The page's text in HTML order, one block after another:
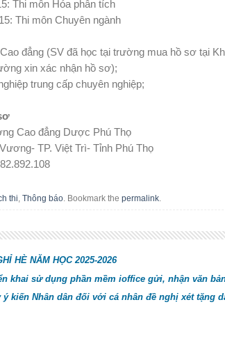
Thi môn Hóa phân tích
Thi môn Chuyên ngành
đẳng (SV đã học tại trường mua hồ sơ tại
xin xác nhận hồ sơ);
trung cấp chuyên nghiệp;
Cao đẳng Dược Phú Thọ
TP. Việt Trì- Tỉnh Phú Thọ
thi Thông báo . Bookmark the permalink
HÈ NĂM HỌC 2025-2026
khai sử dụng phần mềm ioffice gửi, nhận văn
ý kiến Nhân dân đối với cá nhân đề nghị xét tặng